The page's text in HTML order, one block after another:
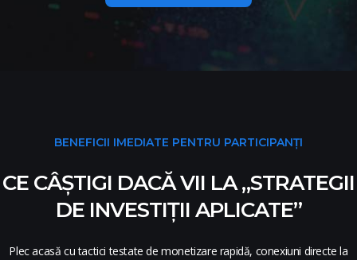
BENEFICII IMEDIATE PENTRU PARTICIPANȚI
CE CÂȘTIGI DACĂ VII LA „STRATEGII
DE INVESTIȚII APLICATE”
Plec acasă cu tactici testate de monetizare rapidă, conexiuni directe la